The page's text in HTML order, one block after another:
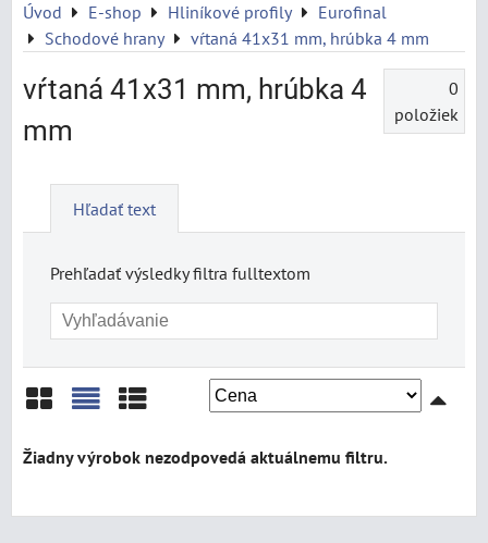
Úvod E-shop Hliníkové profily
Eurofinal
Schodové hrany
vŕtaná 41x31 mm, hrúbka 4 mm
vŕtaná 41x31 mm, hrúbka 4
mm
0
položiek
Hľadať text
Prehľadať výsledky filtra fulltextom
Mriežka